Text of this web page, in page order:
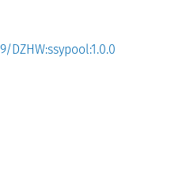
DZHW:ssypool:1.0.0